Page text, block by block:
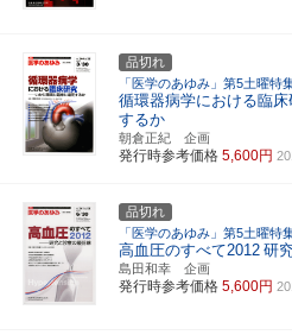
品切れ
「医学のあゆみ」第5土曜特
循環器病学における臨床
するか
朝倉正紀 企画
発行時参考価格 5,600円
品切れ
「医学のあゆみ」第5土曜特
高血圧のすべて2012 研
島田和幸 企画
発行時参考価格 5,600円